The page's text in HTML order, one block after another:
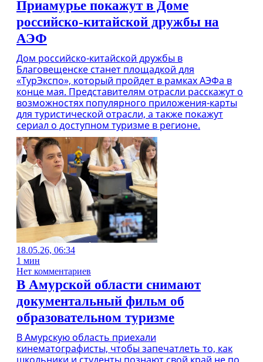
Приамурье покажут в Доме
российско-китайской дружбы на
АЭФ
Дом российско-китайской дружбы в
Благовещенске станет площадкой для
«ТурЭкспо», который пройдет в рамках АЭФа в
конце мая. Представителям отрасли расскажут о
возможностях популярного приложения-карты
для туристической отрасли, а также покажут
сериал о доступном туризме в регионе.
18.05.26, 06:34
1 мин
Нет комментариев
В Амурской области снимают
документальный фильм об
образовательном туризме
В Амурскую область приехали
кинематографисты, чтобы запечатлеть то, как